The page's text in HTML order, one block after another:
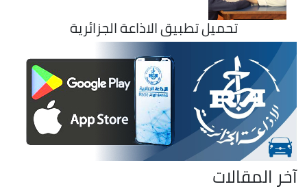
تحميل تطبيق الاذاعة الجزائرية
آخر المقالات